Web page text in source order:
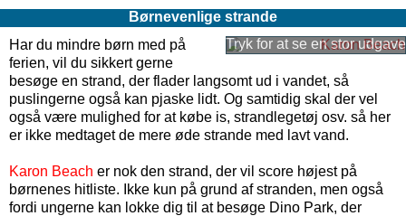
Børnevenlige strande
Har du mindre børn med på
ferien, vil du sikkert gerne
besøge en strand, der flader langsomt ud i vandet, så
puslingerne også kan pjaske lidt. Og samtidig skal der vel
også være mulighed for at købe is, strandlegetøj osv. så her
er ikke medtaget de mere øde strande med lavt vand.
Karon Beach er nok den strand, der vil score højest på
børnenes hitliste. Ikke kun på grund af stranden, men også
fordi ungerne kan lokke dig til at besøge Dino Park, der